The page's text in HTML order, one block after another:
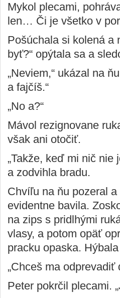
Mykol plecami,
len… Či je všetko v
Pošúchala si kolená a
byť?“ opýtala sa a
„Neviem,“ ukázal na
a fajčíš.“
„No a?“
Mávol rezignovane
však ani otočiť.
„Takže, keď mi nič nie
a zodvihla bradu.
Chvíľu na ňu pozeral
evidentne bavila.
na zips s pridlhými
vlasy, a potom opäť
pracku opaska.
„Chceš ma odprevadiť
Peter pokrčil plecami.